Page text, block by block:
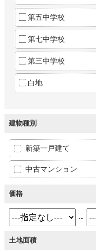
第五中学校
第七中学校
第三中学校
白地
建物種別
新築一戸建て
中古マンション
価格
～
土地面積